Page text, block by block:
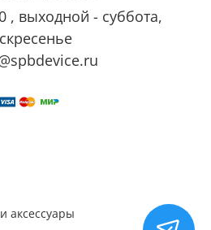
, выходной - суббота,
аксессуары